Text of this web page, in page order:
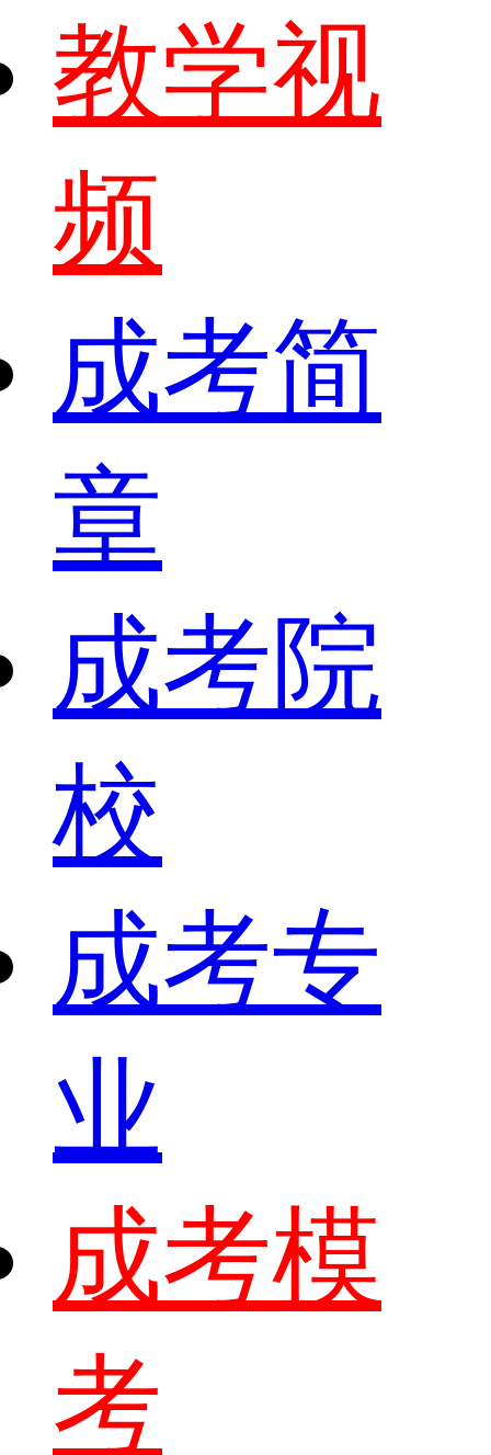
教学视
频
成考简
章
成考院
校
成考专
业
成考模
考